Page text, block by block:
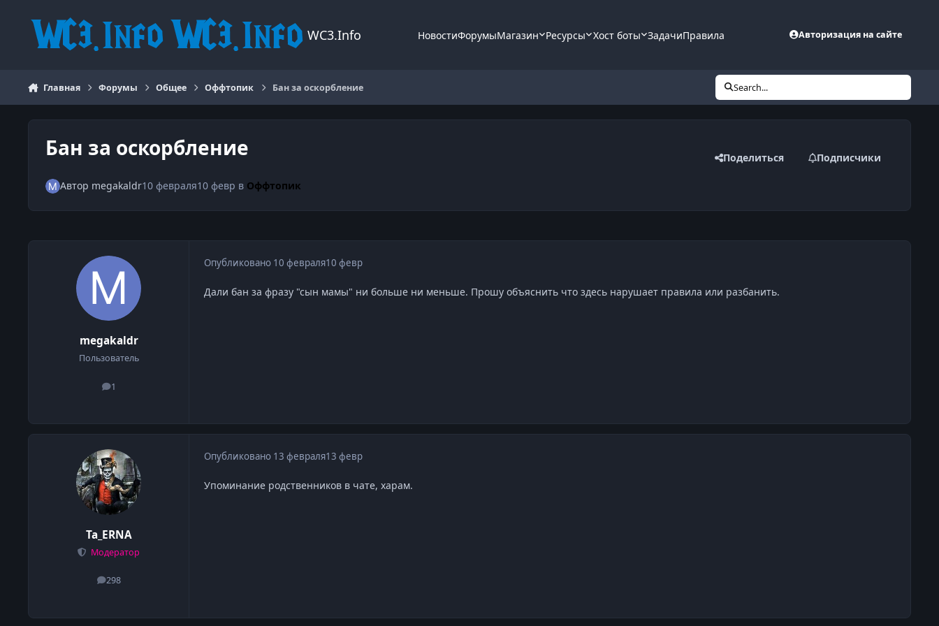
WC3.Info НовостиФорумыМагазин Ресурсы Хост боты ЗадачиПравила Авторизация на сайте
Главная Форумы Общее Оффтопик Бан за оскорбление Search...
Бан за оскорбление Поделиться Подписчики
Автор megakaldr10 февраля10 февр в Оффтопик
megakaldr
Пользователь
1
сообщения
Опубликовано 10 февраля10 февр
Дали бан за фразу "сын мамы" ни больше ни меньше. Прошу объяснить что здесь нарушает правила или разбанить.
Ta_ERNA
Модератор
298
сообщения
Опубликовано 13 февраля13 февр
Упоминание родственников в чате, харам.